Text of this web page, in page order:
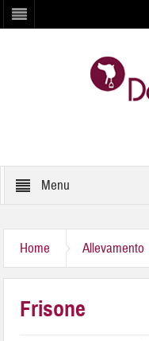
Menu
Home Allevamento
Frisone